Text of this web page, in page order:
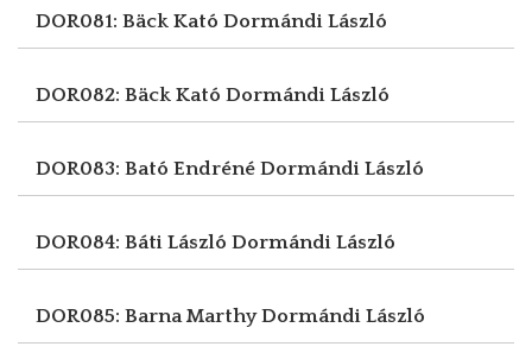
DOR081: Bäck Kató Dormándi László
DOR082: Bäck Kató Dormándi László
DOR083: Bató Endréné Dormándi László
DOR084: Báti László Dormándi László
DOR085: Barna MarthyDormándi László